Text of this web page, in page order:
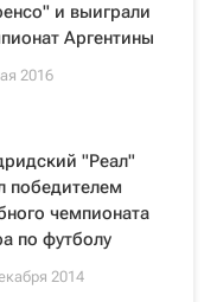
и выиграли
Аргентины
2016
"Реал"
победителем
чемпионата
по футболу
2014